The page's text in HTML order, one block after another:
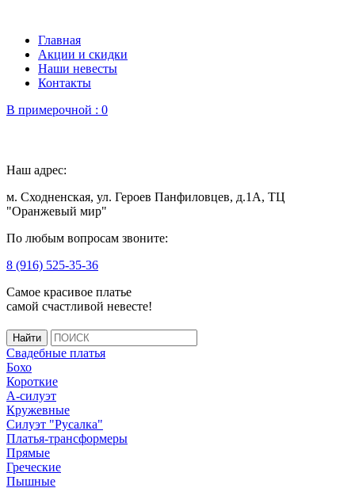
Главная
Акции и скидки
Наши невесты
Контакты
В примерочной : 0
Наш адрес:
м. Сходненская, ул. Героев Панфиловцев, д.1А, ТЦ
"Оранжевый мир"
По любым вопросам звоните:
8 (916) 525-35-36
Самое красивое платье
самой счастливой невесте!
Свадебные платья
Бохо
Короткие
А-силуэт
Кружевные
Силуэт "Русалка"
Платья-трансформеры
Прямые
Греческие
Пышные